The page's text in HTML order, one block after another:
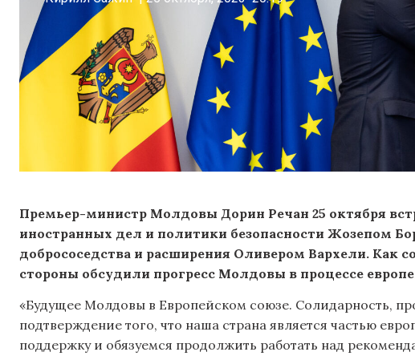
Премьер-министр Молдовы Дорин Речан 25 октября
иностранных дел и политики безопасности Жозепом
добрососедства и расширения Оливером Вархели. Как
стороны обсудили прогресс Молдовы в процессе
«Будущее Молдовы в Европейском союзе. Солидарность,
подтверждение того, что наша страна является частью
поддержку и обязуемся продолжить работать над